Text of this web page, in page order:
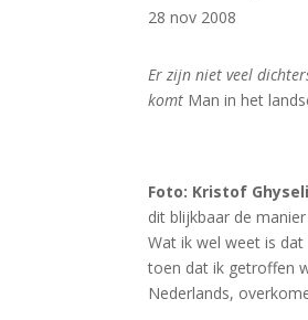
28 nov 2008
Er zijn niet veel
komt Man in het
Foto: Kristof
dit blijkbaar de
Wat ik wel weet is
toen dat ik getroffen
Nederlands,